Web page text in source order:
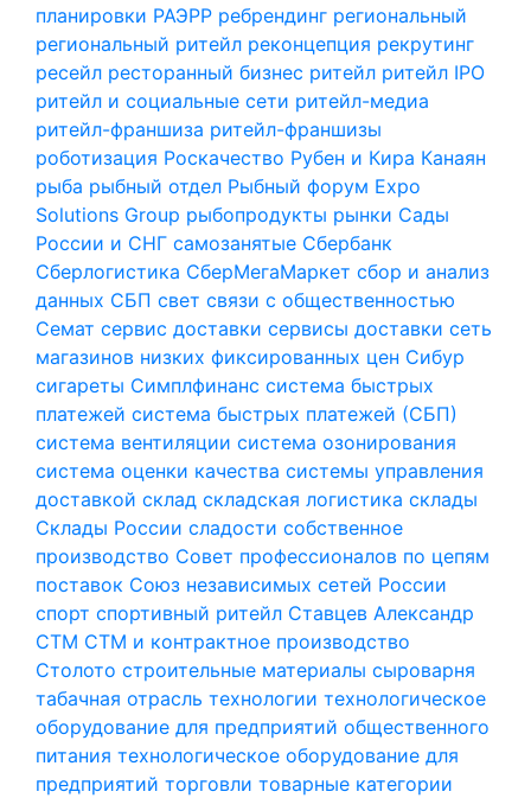
планировки РАЭРР ребрендинг региональный
региональный ритейл реконцепция рекрутинг
ресейл ресторанный бизнес ритейл ритейл IPO
ритейл и социальные сети ритейл-медиа
ритейл-франшиза ритейл-франшизы
роботизация Роскачество Рубен и Кира Канаян
рыба рыбный отдел Рыбный форум Expo
Solutions Group рыбопродукты рынки Сады
России и СНГ самозанятые Сбербанк
Сберлогистика СберМегаМаркет сбор и анализ
данных СБП свет связи с общественностью
Семат сервис доставки сервисы доставки сеть
магазинов низких фиксированных цен Сибур
сигареты Симплфинанс система быстрых
платежей система быстрых платежей (СБП)
система вентиляции система озонирования
система оценки качества системы управления
доставкой склад складская логистика склады
Склады России сладости собственное
производство Совет профессионалов по цепям
поставок Союз независимых сетей России
спорт спортивный ритейл Ставцев Александр
СТМ СТМ и контрактное производство
Столото строительные материалы сыроварня
табачная отрасль технологии технологическое
оборудование для предприятий общественного
питания технологическое оборудование для
предприятий торговли товарные категории